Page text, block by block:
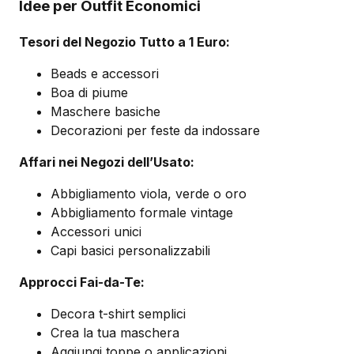
Idee per Outfit Economici
Tesori del Negozio Tutto a 1 Euro:
Beads e accessori
Boa di piume
Maschere basiche
Decorazioni per feste da indossare
Affari nei Negozi dell’Usato:
Abbigliamento viola, verde o oro
Abbigliamento formale vintage
Accessori unici
Capi basici personalizzabili
Approcci Fai-da-Te:
Decora t-shirt semplici
Crea la tua maschera